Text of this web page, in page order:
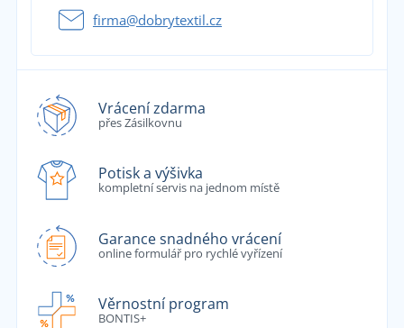
firma@dobrytextil.cz
Vrácení zdarma
přes Zásilkovnu
Potisk a výšivka
kompletní servis na jednom místě
Garance snadného vrácení
online formulář pro rychlé vyřízení
Věrnostní program
BONTIS+